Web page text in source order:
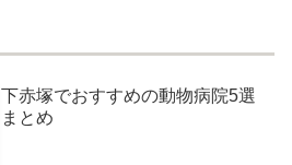
下赤塚でおすすめの動物病院5選
まとめ